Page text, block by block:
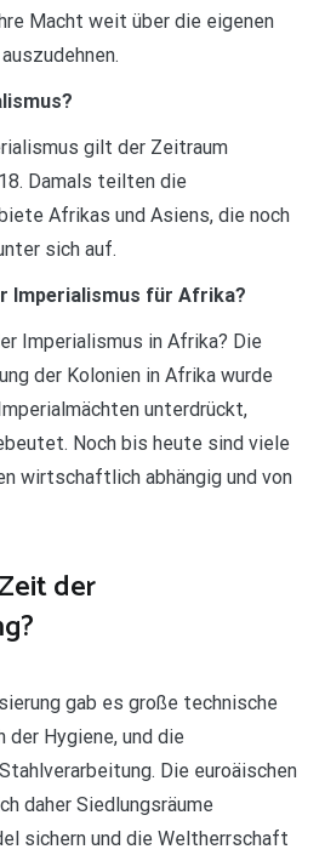
Macht weit über die eigenen
gilt der Zeitraum
Damals teilten die
Afrikas und Asiens, die noch
sich auf.
Imperialismus für Afrika?
Imperialismus in Afrika? Die
der Kolonien in Afrika wurde
unterdrückt,
Noch bis heute sind viele
wirtschaftlich abhängig und von
der
gab es große technische
Hygiene, und die
Die euroäischen
daher Siedlungsräume
sichern und die Weltherrschaft